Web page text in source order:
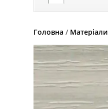
Головна / Матеріали